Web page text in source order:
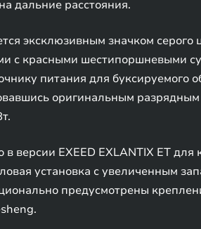
дальние расстояния.
эксклюзивным значком
красными шестипоршневыми
питания для буксируемого
оригинальным
в версии EXEED EXLANTIX ET
установка с увеличенным
предусмотрены